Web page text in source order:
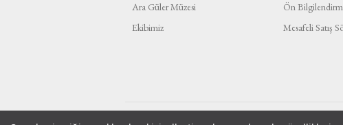
Ara Güler Müzesi
Ekibimiz
Ön
Mesafeli Satış